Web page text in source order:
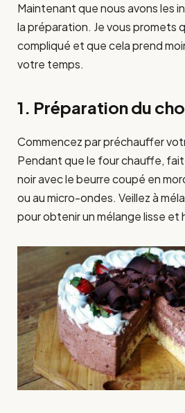
Maintenant que nous avons les
la préparation. Je vous promets
compliqué et que cela prend
votre temps.
1. Préparation du
Commencez par préchauffer
Pendant que le four chauffe,
noir avec le beurre coupé en
ou au micro-ondes. Veillez à
pour obtenir un mélange lisse et